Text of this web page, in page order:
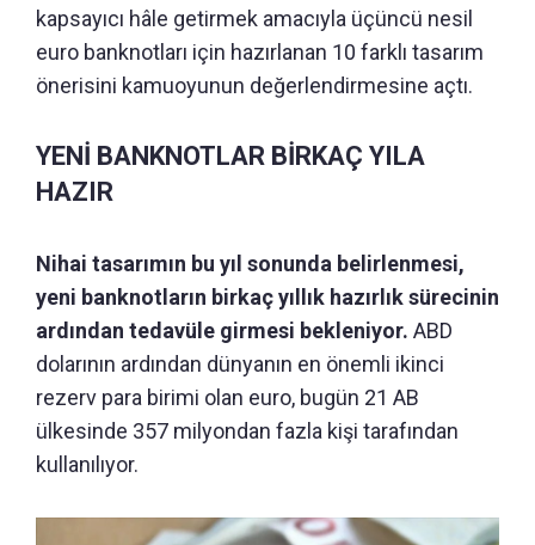
kapsayıcı hâle getirmek amacıyla üçüncü nesil
euro banknotları için hazırlanan 10 farklı tasarım
önerisini kamuoyunun değerlendirmesine açtı.
YENİ BANKNOTLAR BİRKAÇ YILA
HAZIR
Nihai tasarımın bu yıl sonunda belirlenmesi,
yeni banknotların birkaç yıllık hazırlık sürecinin
ardından tedavüle girmesi bekleniyor. ABD
dolarının ardından dünyanın en önemli ikinci
rezerv para birimi olan euro, bugün 21 AB
ülkesinde 357 milyondan fazla kişi tarafından
kullanılıyor.